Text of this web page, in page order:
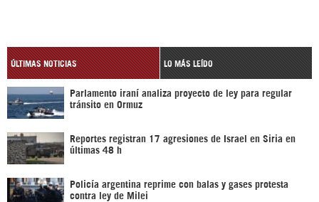
ÚLTIMAS NOTICIAS LO MÁS LEÍDO
Parlamento iraní analiza proyecto de ley para regular
tránsito en Ormuz
Reportes registran 17 agresiones de Israel en Siria en
últimas 48 h
Policía argentina reprime con balas y gases protesta
contra ley de Milei